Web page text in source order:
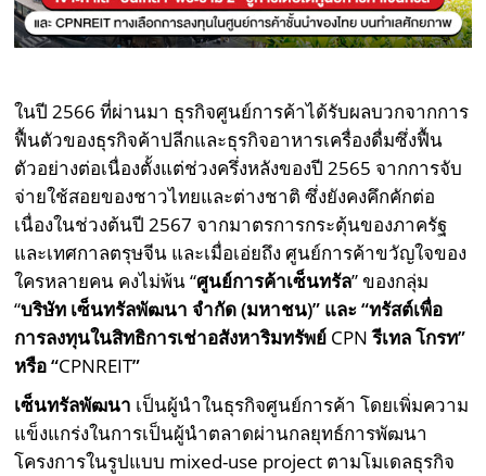
ในปี 2566 ที่ผ่านมา ธุรกิจศูนย์การค้าได้รับผลบวกจากการ
ฟื้นตัวของธุรกิจค้าปลีกและธุรกิจอาหารเครื่องดื่มซึ่งฟื้น
ตัวอย่างต่อเนื่องตั้งแต่ช่วงครึ่งหลังของปี 2565 จากการจับ
จ่ายใช้สอยของชาวไทยและต่างชาติ ซึ่งยังคงคึกคักต่อ
เนื่องในช่วงต้นปี 2567 จากมาตรการกระตุ้นของภาครัฐ
และเทศกาลตรุษจีน และเมื่อเอ่ยถึง ศูนย์การค้าขวัญใจของ
ใครหลายคน คงไม่พ้น “ศูนย์การค้าเซ็นทรัล” ของกลุ่ม
“บริษัท เซ็นทรัลพัฒนา จำกัด(มหาชน)” และ “ทรัสต์เพื่อ
การลงทุนในสิทธิการเช่าอสังหาริมทรัพย์ CPNรีเทล โกรท”
หรือ “CPNREIT”
เซ็นทรัลพัฒนา เป็นผู้นำในธุรกิจศูนย์การค้า โดยเพิ่มความ
แข็งแกร่งในการเป็นผู้นำตลาดผ่านกลยุทธ์การพัฒนา
โครงการในรูปแบบ mixed-use project ตามโมเดลธุรกิจ